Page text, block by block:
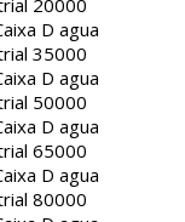
20000
D agua
35000
D agua
50000
D agua
65000
D agua
80000